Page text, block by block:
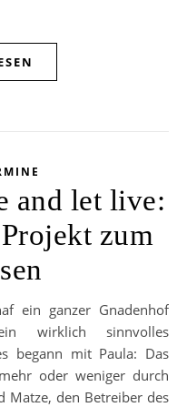
and let live:
zum
wirklich sinnvolles
begann mit Paula: Das
oder weniger durch
Matze, den Betreiber des